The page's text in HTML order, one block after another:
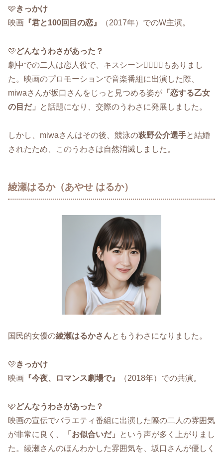
🩷きっかけ
映画 『君と100回目の恋』 （2017年）でのW主演。
🩷どんなうわさがあった？
劇中での二人は恋人役で、キスシーン👨‍❤️‍💋‍👨もありまし
た。映画のプロモーションで音楽番組に出演した際、
miwaさんが坂口さんをじっと見つめる姿が 「恋する乙女
の目だ」
と話題になり、交際のうわさに発展しました。
しかし、miwaさんはその後、競泳の萩野公介選手と結婚
されたため、このうわさは自然消滅しました。
綾瀬はるか（あやせ はるか）
国民的女優の綾瀬はるかさんともうわさになりました。
🩷きっかけ
映画 『今夜、ロマンス劇場で』 （2018年）での共演。
🩷どんなうわさがあった？
映画の宣伝でバラエティ番組に出演した際の二人の雰囲気
が非常に良く、
「お似合いだ」
という声が多く上がりまし
た。綾瀬さんのほんわかした雰囲気を、坂口さんが優しく